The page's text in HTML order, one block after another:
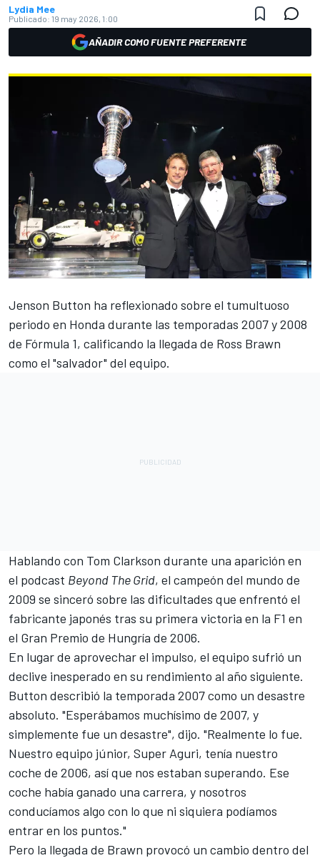
Lydia Mee
Publicado: 19 may 2026, 1:00
AÑADIR COMO FUENTE PREFERENTE
Jenson Button ha reflexionado sobre el tumultuoso
periodo en Honda durante las temporadas 2007 y 2008
de Fórmula 1, calificando la llegada de Ross Brawn
como el "salvador" del equipo.
Hablando con Tom Clarkson durante una aparición en
el podcast Beyond The Grid, el campeón del mundo de
2009 se sinceró sobre las dificultades que enfrentó el
fabricante japonés tras su primera victoria en la F1 en
el Gran Premio de Hungría de 2006.
En lugar de aprovechar el impulso, el equipo sufrió un
declive inesperado en su rendimiento al año siguiente.
Button describió la temporada 2007 como un desastre
absoluto. "Esperábamos muchísimo de 2007, y
simplemente fue un desastre", dijo. "Realmente lo fue.
Nuestro equipo júnior, Super Aguri, tenía nuestro
coche de 2006, así que nos estaban superando. Ese
coche había ganado una carrera, y nosotros
conducíamos algo con lo que ni siquiera podíamos
entrar en los puntos."
Pero la llegada de Brawn provocó un cambio dentro del